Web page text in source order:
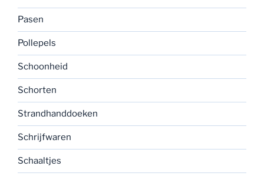
Pasen
Pollepels
Schoonheid
Schorten
Strandhanddoeken
Schrijfwaren
Schaaltjes